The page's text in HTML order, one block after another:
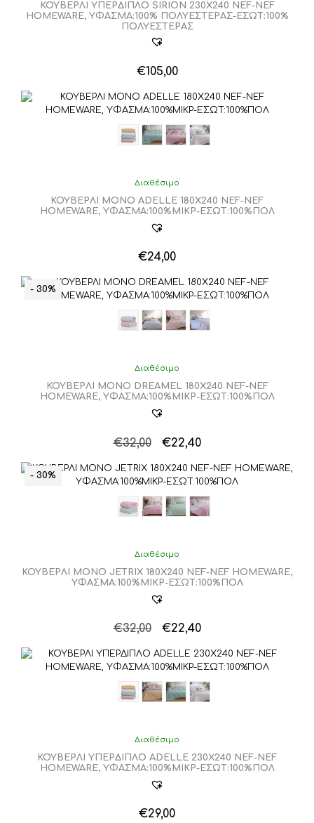
επιλεγούν
στη
σελίδα
προϊόντος
ΚΟΥΒΕΡΛΙ ΥΠΕΡΔΙΠΛΟ SIRION 230X240 NEF-NEF
HOMEWARE, ΥΦΑΣΜΑ:100% ΠΟΛΥΕΣΤΕΡΑΣ-ΕΣΩΤ:100%
ΠΟΛΥΕΣΤΕΡΑΣ
€105,00
το
προϊόν
έχει
πολλαπλές
επιλογές
να
στη
του
Διαθέσιμο
ΚΟΥΒΕΡΛΙ ΜΟΝΟ ADELLE 180X240 NEF-NEF
HOMEWARE, ΥΦΑΣΜΑ:100%ΜIΚΡ-ΕΣΩΤ:100%ΠΟΛ
€24,00
το
προϊόν
έχει
πολλαπλές
επιλογές
να
στη
του
- 30%
Διαθέσιμο
ΚΟΥΒΕΡΛΙ ΜΟΝΟ DREAMEL 180X240 NEF-NEF
HOMEWARE, ΥΦΑΣΜΑ:100%ΜIΚΡ-ΕΣΩΤ:100%ΠΟΛ
€32,00
Original
was:
€22,40Η
τιμή
€22,40.
το
προϊόν
έχει
πολλαπλές
επιλογές
να
στη
του
- 30%
Διαθέσιμο
ΚΟΥΒΕΡΛΙ ΜΟΝΟ JETRIX 180X240 NEF-NEF HOMEWARE,
ΥΦΑΣΜΑ:100%ΜIΚΡ-ΕΣΩΤ:100%ΠΟΛ
€32,00
Original
was:
€22,40Η
τιμή
€22,40.
το
προϊόν
έχει
πολλαπλές
επιλογές
να
στη
του
Διαθέσιμο
ΚΟΥΒΕΡΛΙ ΥΠΕΡΔΙΠΛΟ ADELLE 230X240 NEF-NEF
HOMEWARE, ΥΦΑΣΜΑ:100%ΜIΚΡ-ΕΣΩΤ:100%ΠΟΛ
€29,00